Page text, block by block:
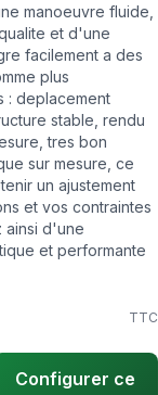
manoeuvre fluide,
et d'une
facilement a des
plus
: deplacement
stable, rendu
tres bon
sur mesure, ce
un ajustement
et vos contraintes
ainsi d'une
et performante
TTC
Configurer ce